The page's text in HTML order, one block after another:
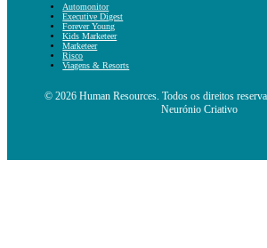
Automonitor
Executive Digest
Forever Young
Kids Marketeer
Marketeer
Risco
Viagens & Resorts
© 2026 Human Resources. Todos os direitos
Neurónio Criativo